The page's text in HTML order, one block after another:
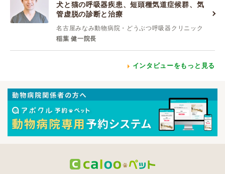
犬と猫の呼吸器疾患、短頭種気道症候群、気
管虚脱の診断と治療
名古屋みなみ動物病院・どうぶつ呼吸器クリニック
稲葉 健一院長
インタビューをもっと見る